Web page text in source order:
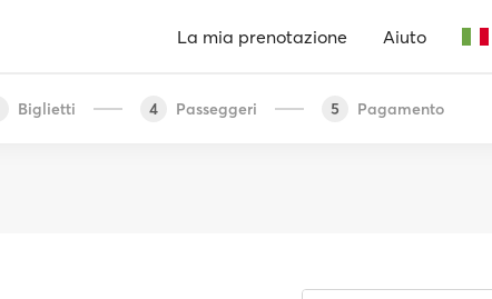
La mia prenotazione Aiuto
Biglietti 4 Passeggeri 5 Pagamento